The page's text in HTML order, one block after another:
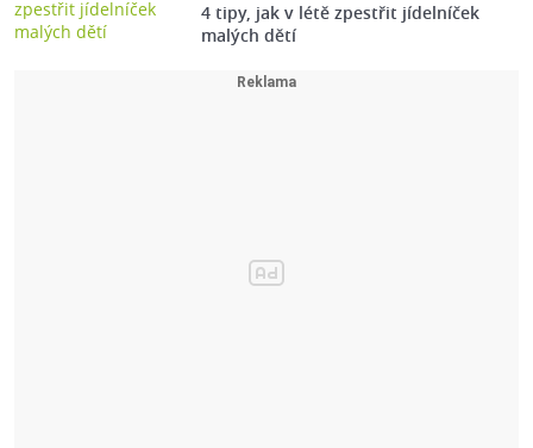
4 tipy, jak v létě zpestřit jídelníček
malých dětí